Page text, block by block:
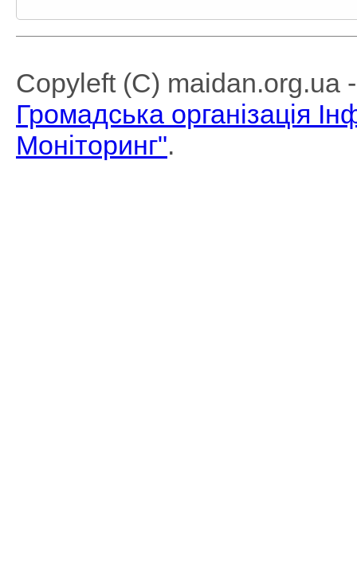
Copyleft (C) maidan.org.ua
Громадська організація
Моніторинг".